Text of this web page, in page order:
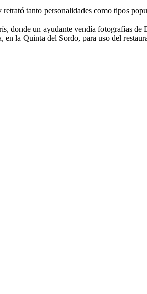
tanto personalidades como tipos
donde un ayudante vendía fotografías de
la Quinta del Sordo, para uso del